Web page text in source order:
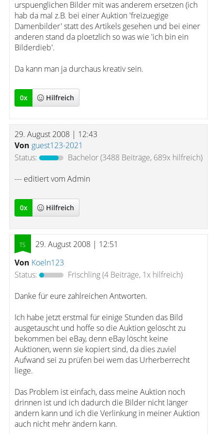
urspuenglichen Bilder mit was anderem ersetzen (ich
hab da mal z.B. bei einer Auktion 'freizuegige
Damenbilder' statt des Artikels gesehen und bei einer
anderen stand da ploetzlich so was wie 'ich bin ein
Bilderdieb'.
Da kann man ja durchaus kreativ sein.
0x Hilfreich
29. August 2008 | 12:43
Von guest123-2021
Status:
Bachelor(3488 Beiträge, 689x hilfreich)
--- editiert vom Admin
0x Hilfreich
29. August 2008 | 12:51
Von Koeln123
Status:
Frischling(4 Beiträge, 1x hilfreich)
Danke für eure zahlreichen Antworten.
Ich habe jetzt erstmal für einige Stunden das Bild
ausgetauscht und hoffe so die Auktion gelöscht zu
bekommen bei eBay, denn eBay löscht keine
Auktionen, wenn sie kopiert sind, da dies zuviel
Aufwand sei zu prüfen bei wem das Urherberrecht
liege.
Das Problem ist einfach, dass meine Auktion noch
drinnen ist und ich dadurch die Bilder nicht länger
ändern kann und ich die Verlinkung in meiner Auktion
auch nicht mehr ändern kann.